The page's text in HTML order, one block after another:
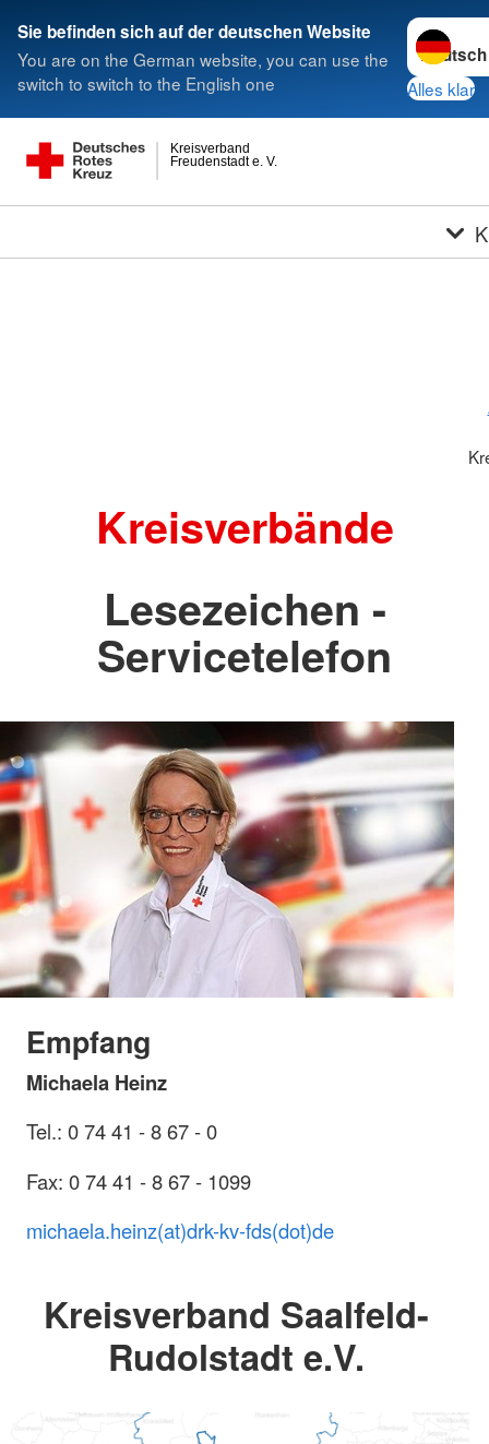
Sie befinden sich auf der deutschen Website
You are on the German website, you can use the
switch to switch to the English one
Sprache
Alles klar
Freudenstadt e. V.
Kreisverband
Kreisverbände
Lesezeichen -
Servicetelefon
Empfang
Michaela Heinz
Tel.: 0 74 41 - 8 67 - 0
Fax: 0 74 41 - 8 67 - 1099
michaela.heinz(at)drk-kv-fds(dot)de
Kreisverband Saalfeld-
Rudolstadt e.V.